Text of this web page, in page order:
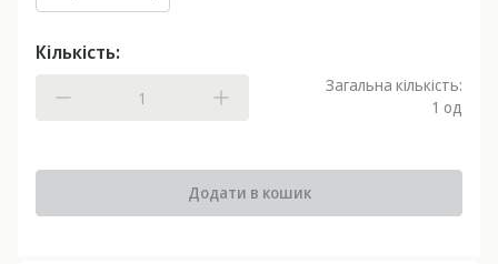
Кількість:
Загальна кількість:
1 од
Додати в кошик